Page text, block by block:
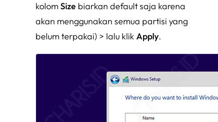
kolomSize biarkan default saja karena
akan menggunakan semua partisi yang
belum terpakai) > lalu klik Apply.